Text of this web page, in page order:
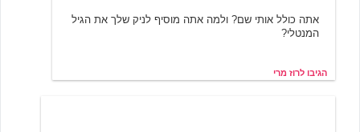
אתה כולל אותי שם? ולמה אתה מוסיף לניק שלך את הגיל
המנטלי?
הגיבו לרוז מרי